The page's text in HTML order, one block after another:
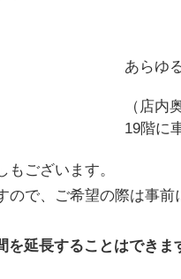
あらゆ
（店内
19階に
ございます。
ので、ご希望の際は事
を延長することはできま